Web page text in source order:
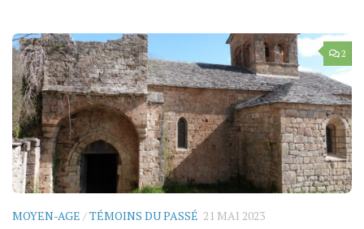
2
MOYEN-AGE /TÉMOINS DU PASSÉ 21 MAI 2023